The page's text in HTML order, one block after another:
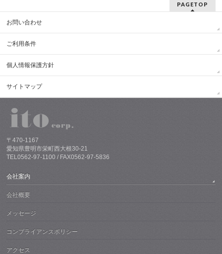
PAGETOP
お問い合わせ
ご利用条件
個人情報保護方針
サイトマップ
〒470-1167
愛知県豊明市栄町西大根30-21
TEL0562-97-1100 / FAX0562-97-5836
会社案内
会社概要
メッセージ
コンプライアンスポリシー
アクセス